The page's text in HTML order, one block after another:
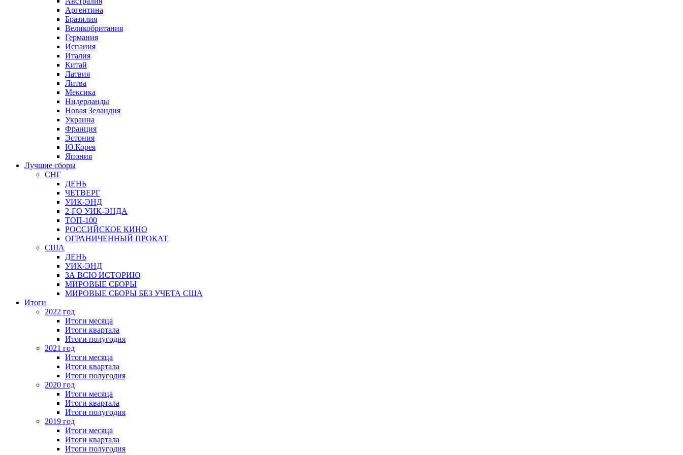
Аргентина
Бразилия
Великобритания
Германия
Испания
Италия
Китай
Латвия
Литва
Мексика
Нидерланды
Новая Зеландия
Украина
Франция
Эстония
Ю.Корея
Япония
Лучшие сборы
СНГ
ДЕНЬ
ЧЕТВЕРГ
УИК-ЭНД
2-ГО УИК-ЭНДА
ТОП-100
РОССИЙСКОЕ КИНО
ОГРАНИЧЕННЫЙ ПРОКАТ
США
ДЕНЬ
УИК-ЭНД
ЗА ВСЮ ИСТОРИЮ
МИРОВЫЕ СБОРЫ
МИРОВЫЕ СБОРЫ БЕЗ УЧЕТА США
Итоги
2022 год
Итоги месяца
Итоги квартала
Итоги полугодия
2021 год
Итоги месяца
Итоги квартала
Итоги полугодия
2020 год
Итоги месяца
Итоги квартала
Итоги полугодия
2019 год
Итоги месяца
Итоги квартала
Итоги полугодия